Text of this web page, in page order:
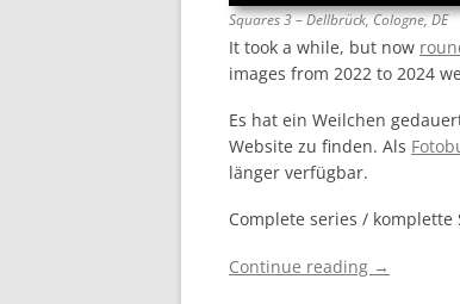
Squares 3 – Dellbrück, Cologne, DE
It took a while, but now
images from 2022 to 2024
Es hat ein Weilchen
Website zu finden. Als
länger verfügbar.
Complete series / komplette
Continue reading →